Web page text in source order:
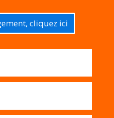
cliquez ici